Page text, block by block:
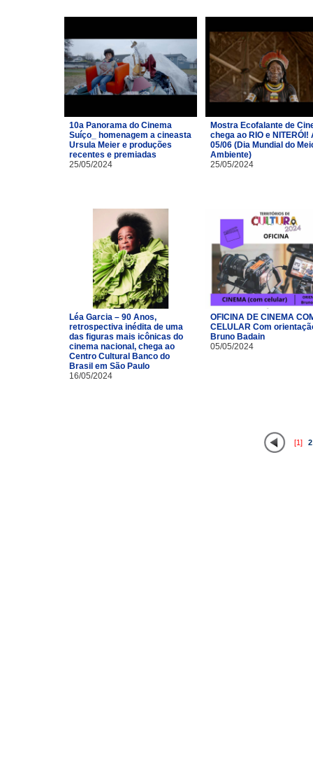
10a Panorama do Cinema
Suíço_ homenagem a cineasta
Ursula Meier e produções
recentes e premiadas
25/05/2024
Mostra Ecofalante de
chega ao RIO e NITERÓI!
05/06 (Dia Mundial do
Ambiente)
25/05/2024
Léa Garcia – 90 Anos,
retrospectiva inédita de uma
das figuras mais icônicas do
cinema nacional, chega ao
Centro Cultural Banco do
Brasil em São Paulo
16/05/2024
OFICINA DE CINEMA
CELULAR Com
Bruno Badain
05/05/2024
[1] 2